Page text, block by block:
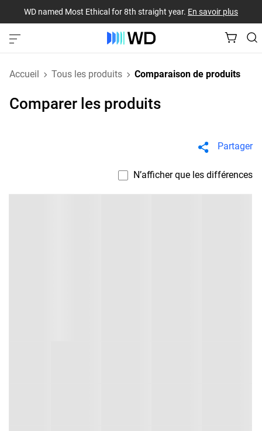
WD named Most Ethical for 8th straight year. En savoir plus
Accueil Tous les produits Comparaison de produits
Comparer les produits
Partager
N’afficher que les différences